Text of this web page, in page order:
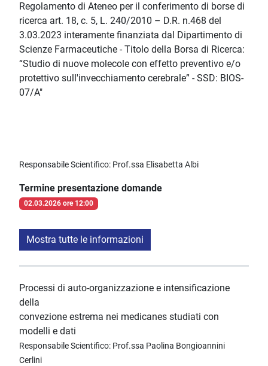
Regolamento di Ateneo per il conferimento di borse di
ricerca art. 18, c. 5, L. 240/2010 – D.R. n.468 del
3.03.2023 interamente finanziata dal Dipartimento di
Scienze Farmaceutiche - Titolo della Borsa di Ricerca:
“Studio di nuove molecole con effetto preventivo e/o
protettivo sull'invecchiamento cerebrale” - SSD: BIOS-
07/A"
Responsabile Scientifico: Prof.ssa Elisabetta Albi
Termine presentazione domande
02.03.2026 ore 12:00
Mostra tutte le informazioni
Processi di auto-organizzazione e intensificazione
della
convezione estrema nei medicanes studiati con
modelli e dati
Responsabile Scientifico: Prof.ssa Paolina Bongioannini
Cerlini